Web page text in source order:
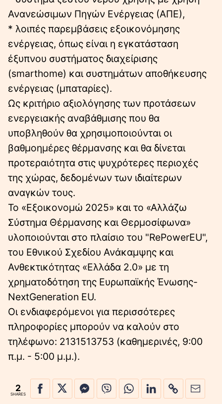
Ανανεώσιμων Πηγών Ενέργειας (ΑΠΕ),
* λοιπές παρεμβάσεις εξοικονόμησης
ενέργειας, όπως είναι η εγκατάσταση
έξυπνου συστήματος διαχείρισης
(smarthome) και συστημάτων αποθήκευσης
ενέργειας (μπαταρίες).
Ως κριτήριο αξιολόγησης των προτάσεων
ενεργειακής αναβάθμισης που θα
υποβληθούν θα χρησιμοποιούνται οι
βαθμοημέρες θέρμανσης και θα δίνεται
προτεραιότητα στις ψυχρότερες περιοχές
της χώρας, δεδομένων των ιδιαίτερων
αναγκών τους.
Το «Εξοικονομώ 2025» και το «Αλλάζω
Σύστημα Θέρμανσης και Θερμοσίφωνα»
υλοποιούνται στο πλαίσιο του "RePowerEU",
του Εθνικού Σχεδίου Ανάκαμψης και
Ανθεκτικότητας «Ελλάδα 2.0» με τη
χρηματοδότηση της Ευρωπαϊκής Ένωσης-
NextGeneration EU.
Οι ενδιαφερόμενοι για περισσότερες
πληροφορίες μπορούν να καλούν στο
τηλέφωνο: 2131513753 (καθημερινές, 9:00
π.μ. - 5:00 μ.μ.).
2
SHARES